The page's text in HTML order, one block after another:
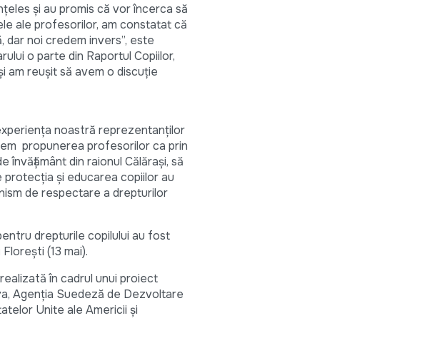
şi au promis că vor încerca să
ale profesorilor, am constatat că
noi credem invers”, este
o parte din Raportul Copiilor,
am reuşit să avem o discuţie
noastră reprezentanţilor
propunerea profesorilor ca prin
din raionul Călăraşi, să
protecţia şi educarea copiilor au
de respectare a drepturilor
drepturile copilului au fost
(13 mai).
în cadrul unui proiect
Agenţia Suedeză de Dezvoltare
Unite ale Americii şi